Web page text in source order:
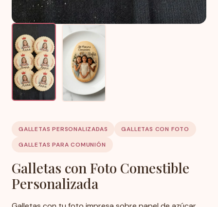
GALLETAS PERSONALIZADAS
GALLETAS CON FOTO
GALLETAS PARA COMUNIÓN
Galletas con Foto Comestible
Personalizada